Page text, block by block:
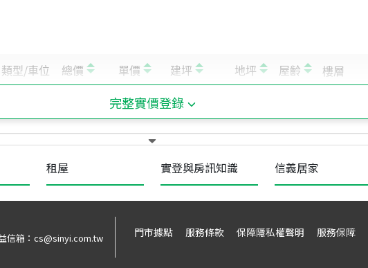
完整實價登錄
租屋 實登與房訊知識 信義居家
信箱： cs@sinyi.com.tw
門市據點 服務條款 保障隱私權聲明 服務保障